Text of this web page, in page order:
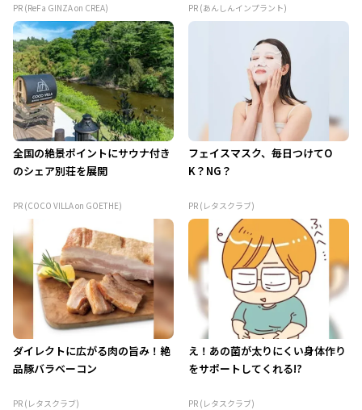
PR (ReFa GINZA on CREA) PR (あんしんインプラント)
全国の絶景ポイントにサウナ付き
のシェア別荘を展開
PR (COCO VILLA on GOETHE)
フェイスマスク、毎日つけてO
K？NG？
PR (レタスクラブ)
ダイレクトに広がる肉の旨み！絶
品豚バラベーコン
PR (レタスクラブ)
え！あの菌が太りにくい身体作り
をサポートしてくれる!?
PR (レタスクラブ)